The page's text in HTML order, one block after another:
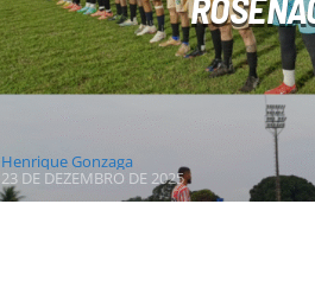
Henrique Gonzaga
23 DE DEZEMBRO DE 2025